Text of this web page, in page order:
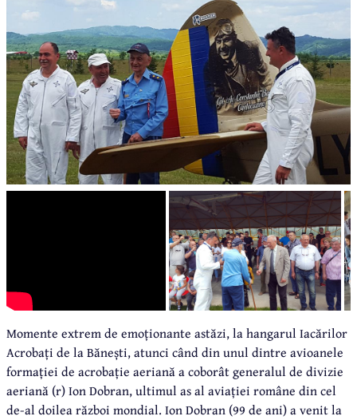
Momente extrem de emoționante astăzi, la hangarul Iacărilor
Acrobați de la Bănești, atunci când din unul dintre avioanele
formației de acrobație aeriană a coborât generalul de divizie
aeriană (r) Ion Dobran, ultimul as al aviației române din cel
de-al doilea război mondial. Ion Dobran (99 de ani) a venit la